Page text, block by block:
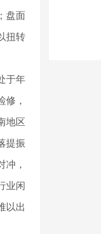
盘面
扭转
于年
修，
地区
提振
冲，
业闲
以出